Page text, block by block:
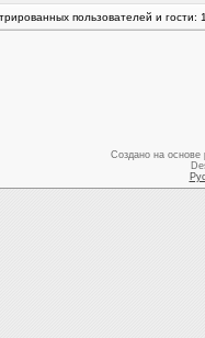
пользователей и гости:
Создано на основе